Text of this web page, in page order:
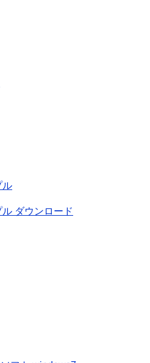
ル
ダウンロード